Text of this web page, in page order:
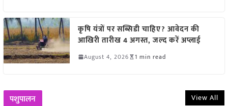
कृषि यंत्रों पर सब्सिडी चाहिए? आवेदन की
आखिरी तारीख 4 अगस्त, जल्द करें अप्लाई
August 4, 2026 1 min read
पशुपालन View All